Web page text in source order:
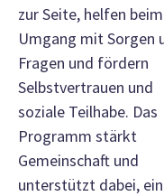
zur Seite, helfen beim
Umgang mit Sorgen
Fragen und fördern
Selbstvertrauen und
soziale Teilhabe. Das
Programm stärkt
Gemeinschaft und
unterstützt dabei, ein